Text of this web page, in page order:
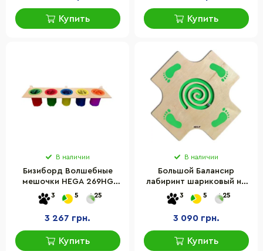
Купить Купить
В наличии
Бизиборд Волшебные
мешочки HEGA 269HG
разноцветный
3 5 25
3 267 грн.
Купить
В наличии
Большой Балансир
лабиринт шариковый на
двоих HEGA 287HG
3 5 25
3 090 грн.
Купить